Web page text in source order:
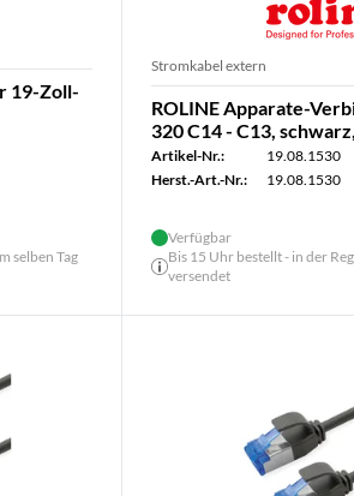
19-Zoll-
selben Tag
Stromkabel extern
ROLINE Apparate-
320 C14 - C13,
Artikel-Nr.:
19.08.1530
Herst.-Art.-Nr.:
19.08.1530
Verfügbar
Bis 15 Uhr bestellt - in der
versendet